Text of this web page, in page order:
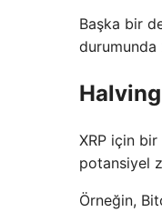
Başka bir
durumunda
XRP için
potansiyel
Örneğin,